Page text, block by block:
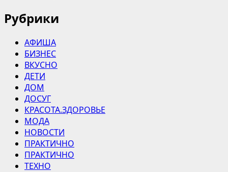
Рубрики
АФИША
БИЗНЕС
ВКУСНО
ДЕТИ
ДОМ
ДОСУГ
КРАСОТА.ЗДОРОВЬЕ
МОДА
НОВОСТИ
ПРАКТИЧНО
ПРАКТИЧНО
ТЕХНО